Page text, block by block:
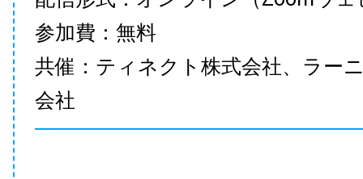
参加費：無料
共催：ティネクト株式会社、ラー
会社